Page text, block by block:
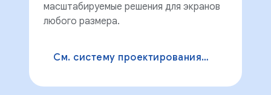
масштабируемые решения для экранов
любого размера.
См. систему проектирования AAOS.